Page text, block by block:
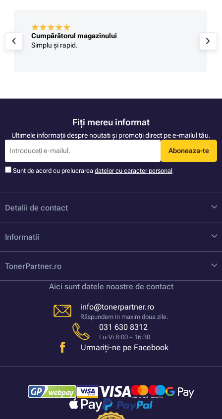
Cumpărătorul magazinului
Simplu și rapid.
Fiți mereu informat
Ultimele informații despre noutati și promoții direct pe e-mailul tău.
Aboneaza-te
Sunt de acord cu prelucrarea datelor cu caracter personal
Detalii de contact
Informatii
TonerPartner.ro
Aici sunt datele noastre de contact
info@tonerpartner.ro
Răspundem in maxim doua zile.
031 630 8312
Lu-Vi 8:00 – 16:30
Urmariți-ne pe Facebook